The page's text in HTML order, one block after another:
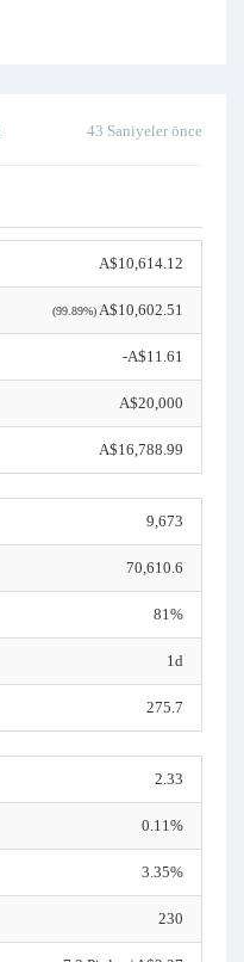
43 Saniyeler önce
A$10,614.12
(99.89%)A$10,602.51
-A$11.61
A$20,000
A$16,788.99
9,673
70,610.6
81%
1d
275.7
2.33
0.11%
3.35%
230